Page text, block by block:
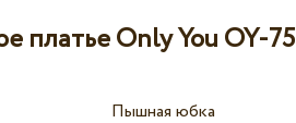
платье Only You OY-75
Пышная юбка